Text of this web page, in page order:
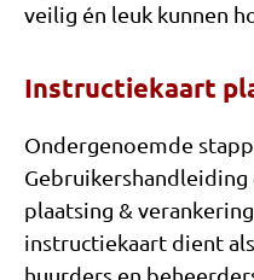
veilig én leuk kunnen
Instructiekaart
Ondergenoemde
plaatsing &
instructiekaart dient
huurders en